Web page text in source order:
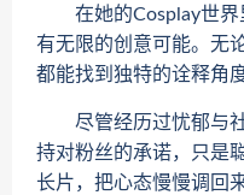
在她的Cosplay世界
有无限的创意可能。无
都能找到独特的诠释角
尽管经历过忧郁与社
持对粉丝的承诺，只是
长片，把心态慢慢调回来